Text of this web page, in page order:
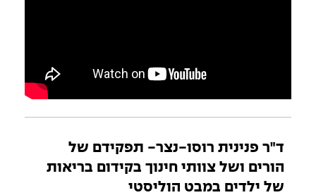
ד"ר פנינית רוסו-נצר- תפקידם של
הורים ושל צוותי חינוך בקידום בריאות
של ילדים במבט הוליסטי